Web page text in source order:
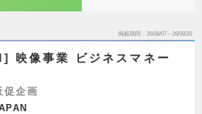
掲載期間 26/08/07～26/08/20
映像事業 ビジネスマネー
促企画